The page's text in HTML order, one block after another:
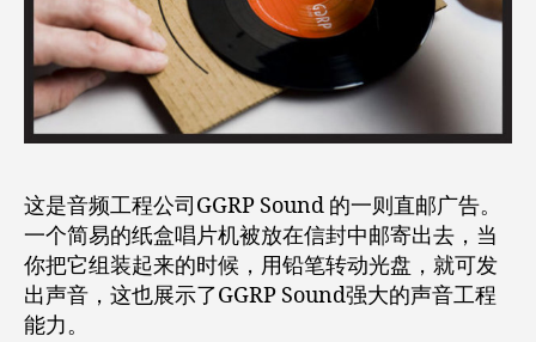
这是音频工程公司GGRP Sound 的一则直邮广告。
一个简易的纸盒唱片机被放在信封中邮寄出去，当
你把它组装起来的时候，用铅笔转动光盘，就可发
出声音，这也展示了GGRP Sound强大的声音工程
能力。